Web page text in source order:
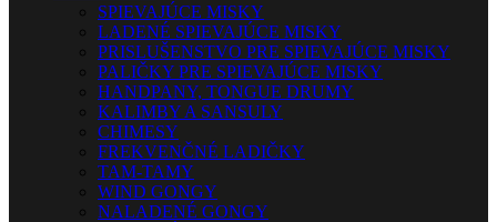
SPIEVAJÚCE MISKY
LADENÉ SPIEVAJÚCE MISKY
PRISLUŠENSTVO PRE SPIEVAJÚCE MISKY
PALIČKY PRE SPIEVAJÚCE MISKY
HANDPANY, TONGUE DRUMY
KALIMBY A SANSULY
CHIMESY
FREKVENČNÉ LADIČKY
TAM-TAMY
WIND GONGY
NALADENÉ GONGY